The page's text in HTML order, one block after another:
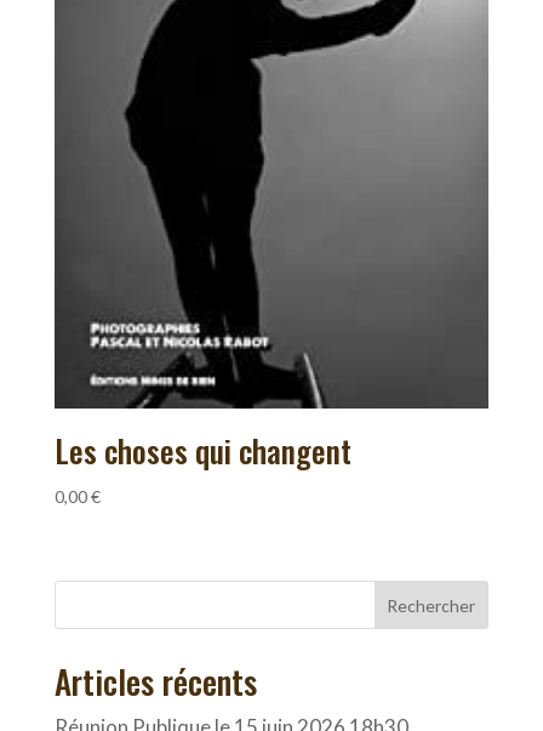
Les choses qui changent
0,00€
Rechercher
Articles récents